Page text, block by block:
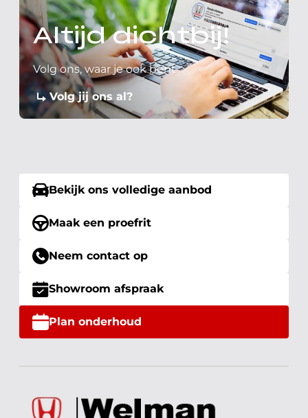
Altijd dichtbij!
Volg ons, waar je ook bent
Volg jij ons al?
Bekijk ons volledige aanbod
Maak een proefrit
Neem contact op
Showroom afspraak
Plan onderhoud